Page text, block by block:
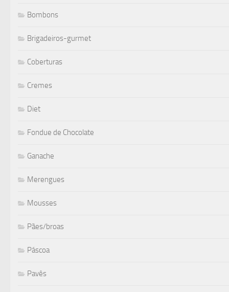
Bombons
Brigadeiros-gurmet
Coberturas
Cremes
Diet
Fondue de Chocolate
Ganache
Merengues
Mousses
Pães/broas
Páscoa
Pavês